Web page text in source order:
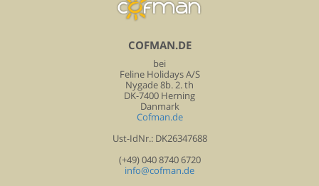
COFMAN.DE
bei
Feline Holidays A/S
Nygade 8b. 2. th
DK-7400 Herning
Danmark
Cofman.de
Ust-IdNr.: DK26347688
(+49) 040 8740 6720
info@cofman.de